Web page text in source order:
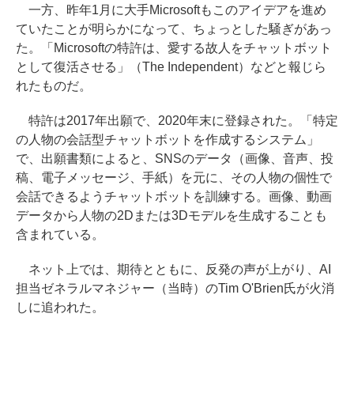
一方、昨年1月に大手Microsoftもこのアイデアを進め
ていたことが明らかになって、ちょっとした騒ぎがあっ
た。「Microsoftの特許は、愛する故人をチャットボット
として復活させる」（The Independent）などと報じら
れたものだ。
特許は2017年出願で、2020年末に登録された。「特定
の人物の会話型チャットボットを作成するシステム」
で、出願書類によると、SNSのデータ（画像、音声、投
稿、電子メッセージ、手紙）を元に、その人物の個性で
会話できるようチャットボットを訓練する。画像、動画
データから人物の2Dまたは3Dモデルを生成することも
含まれている。
ネット上では、期待とともに、反発の声が上がり、AI
担当ゼネラルマネジャー（当時）のTim O'Brien氏が火消
しに追われた。